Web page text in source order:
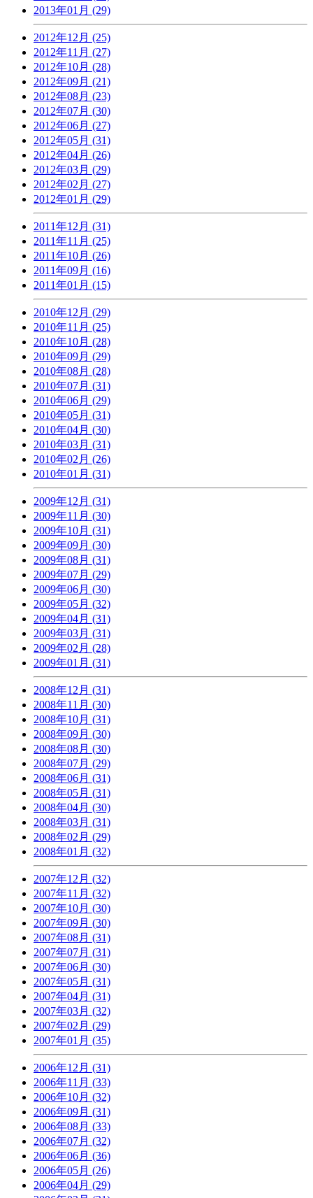
2013年01月 (29)
2012年12月 (25)
2012年11月 (27)
2012年10月 (28)
2012年09月 (21)
2012年08月 (23)
2012年07月 (30)
2012年06月 (27)
2012年05月 (31)
2012年04月 (26)
2012年03月 (29)
2012年02月 (27)
2012年01月 (29)
2011年12月 (31)
2011年11月 (25)
2011年10月 (26)
2011年09月 (16)
2011年01月 (15)
2010年12月 (29)
2010年11月 (25)
2010年10月 (28)
2010年09月 (29)
2010年08月 (28)
2010年07月 (31)
2010年06月 (29)
2010年05月 (31)
2010年04月 (30)
2010年03月 (31)
2010年02月 (26)
2010年01月 (31)
2009年12月 (31)
2009年11月 (30)
2009年10月 (31)
2009年09月 (30)
2009年08月 (31)
2009年07月 (29)
2009年06月 (30)
2009年05月 (32)
2009年04月 (31)
2009年03月 (31)
2009年02月 (28)
2009年01月 (31)
2008年12月 (31)
2008年11月 (30)
2008年10月 (31)
2008年09月 (30)
2008年08月 (30)
2008年07月 (29)
2008年06月 (31)
2008年05月 (31)
2008年04月 (30)
2008年03月 (31)
2008年02月 (29)
2008年01月 (32)
2007年12月 (32)
2007年11月 (32)
2007年10月 (30)
2007年09月 (30)
2007年08月 (31)
2007年07月 (31)
2007年06月 (30)
2007年05月 (31)
2007年04月 (31)
2007年03月 (32)
2007年02月 (29)
2007年01月 (35)
2006年12月 (31)
2006年11月 (33)
2006年10月 (32)
2006年09月 (31)
2006年08月 (33)
2006年07月 (32)
2006年06月 (36)
2006年05月 (26)
2006年04月 (29)